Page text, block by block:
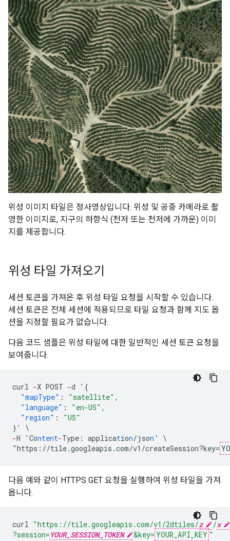
위성 이미지 타일은 정사영상입니다. 위성 및 공중 카메라로 촬
영한 이미지로, 지구의 하향식 (천저 또는 천저에 가까운) 이미
지를 제공합니다.
위성 타일 가져오기
세션 토큰을 가져온 후 위성 타일 요청을 시작할 수 있습니다.
세션 토큰은 전체 세션에 적용되므로 타일 요청과 함께 지도 옵
션을 지정할 필요가 없습니다.
다음 코드 샘플은 위성 타일에 대한 일반적인 세션 토큰 요청을
보여줍니다.
curl -X POST -d ' {
"mapType" : "satellite" ,
"language" : "en-US" ,
"region" :
"US"
} '
\
-H 'Content-Type : application/json '
\
"https://tile.googleapis.com/v1/createSession?key=
다음 예와 같이 HTTPS GET 요청을 실행하여 위성 타일을 가져
옵니다.
curl "https://tile.googleapis.com/v1/2dtiles/z /x
?session= YOUR_SESSION_TOKEN &key= YOUR_API_KEY "